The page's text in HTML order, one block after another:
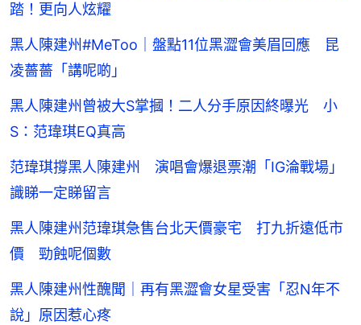
踏！更向人炫耀
黑人陳建州#MeToo｜盤點11位黑澀會美眉回應 昆
凌薔薔「講呢啲」
黑人陳建州曾被大S掌摑！二人分手原因終曝光 小
S：范瑋琪EQ真高
范瑋琪撐黑人陳建州 演唱會爆退票潮「IG淪戰場」
識睇一定睇留言
黑人陳建州范瑋琪急售台北天價豪宅 打九折遠低市
價 勁蝕呢個數
黑人陳建州性醜聞｜再有黑澀會女星受害「忍N年不
說」原因惹心疼